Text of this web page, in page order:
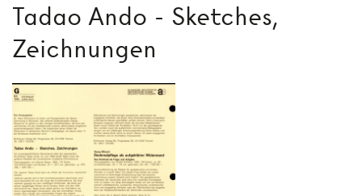
Tadao Ando - Sketches,
Zeichnungen